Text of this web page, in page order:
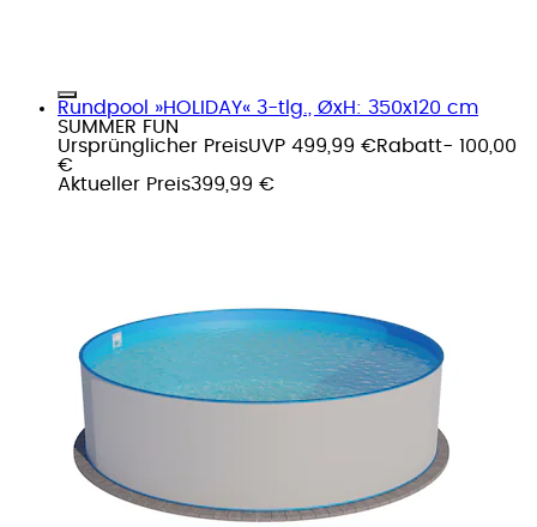
Rundpool »HOLIDAY« 3-tlg., ØxH: 350x120 cm
SUMMER FUN
Ursprünglicher PreisUVP 499,99 €Rabatt- 100,00
€
Aktueller Preis399,99 €